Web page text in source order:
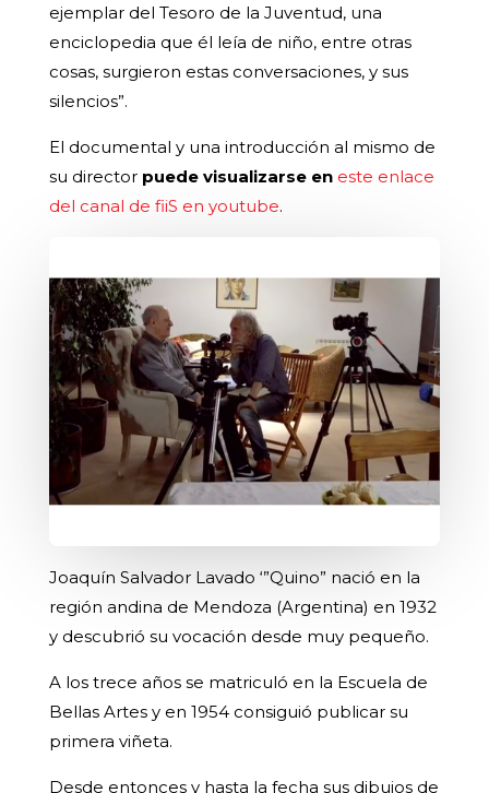
ejemplar del Tesoro de la Juventud, una
enciclopedia que él leía de niño, entre otras
cosas, surgieron estas conversaciones, y sus
silencios”.
El documental y una introducción al mismo de
su director puede visualizarse en este enlace
del canal de fiiS en youtube.
Joaquín Salvador Lavado ‘”Quino” nació en la
región andina de Mendoza (Argentina) en 1932
y descubrió su vocación desde muy pequeño.
A los trece años se matriculó en la Escuela de
Bellas Artes y en 1954 consiguió publicar su
primera viñeta.
Desde entonces y hasta la fecha sus dibujos de